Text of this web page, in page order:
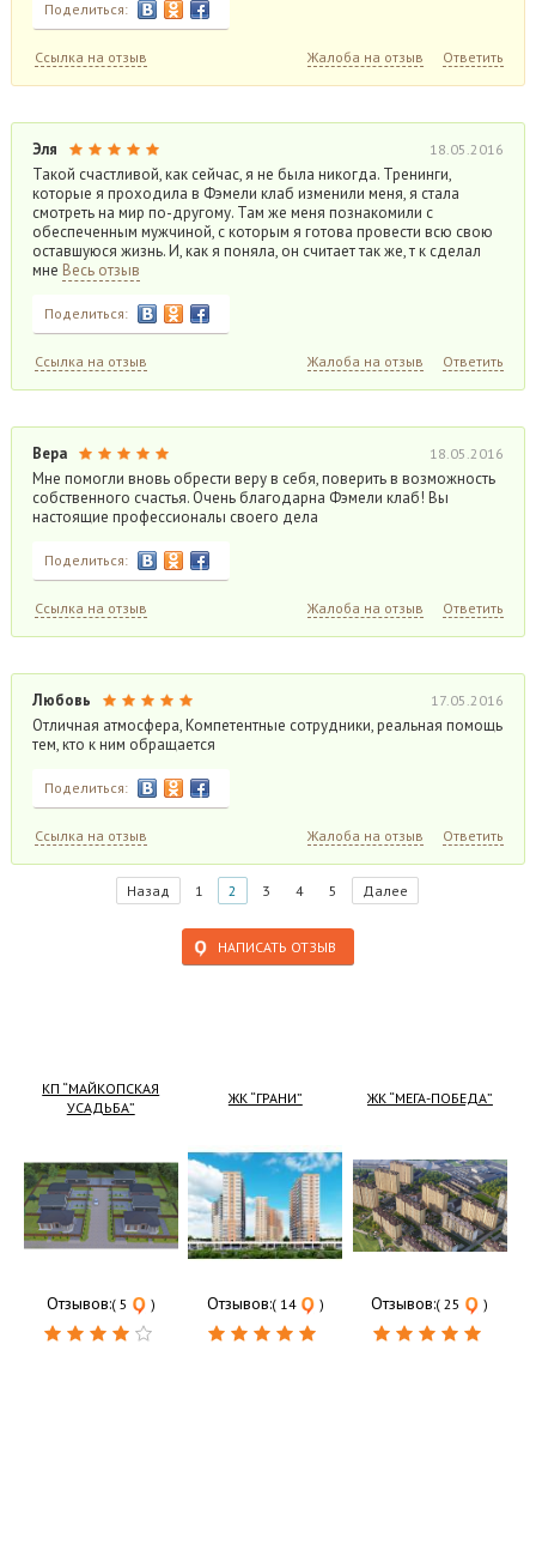
Поделиться:
Ссылка на отзыв Жалоба на отзыв Ответить
Эля 18.05.2016
Такой счастливой, как сейчас, я не была никогда. Тренинги,
которые я проходила в Фэмели клаб изменили меня, я стала
смотреть на мир по-другому. Там же меня познакомили с
обеспеченным мужчиной, с которым я готова провести всю свою
оставшуюся жизнь. И, как я поняла, он считает так же, т к сделал
мне Весь отзыв
Поделиться:
Ссылка на отзыв Жалоба на отзыв Ответить
Вера 18.05.2016
Мне помогли вновь обрести веру в себя, поверить в возможность
собственного счастья. Очень благодарна Фэмели клаб! Вы
настоящие профессионалы своего дела
Поделиться:
Ссылка на отзыв Жалоба на отзыв Ответить
Любовь 17.05.2016
Отличная атмосфера, Компетентные сотрудники, реальная помощь
тем, кто к ним обращается
Поделиться:
Ссылка на отзыв Жалоба на отзыв Ответить
Назад 1 2 3 4 5 Далее
НАПИСАТЬ ОТЗЫВ
КП “МАЙКОПСКАЯ
УСАДЬБА”
Отзывов:( 5 )
ЖК “ГРАНИ”
Отзывов:( 14 )
ЖК “МЕГА-ПОБЕДА”
Отзывов:( 25 )